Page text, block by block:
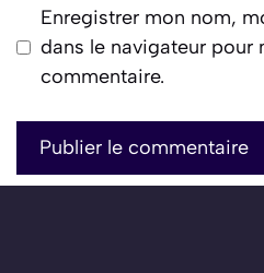
Enregistrer mon nom,
dans le navigateur pour
commentaire.